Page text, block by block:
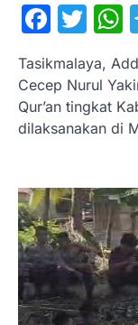
Tasikmalaya,
Cecep Nurul
Qur’an tingkat
dilaksanakan di